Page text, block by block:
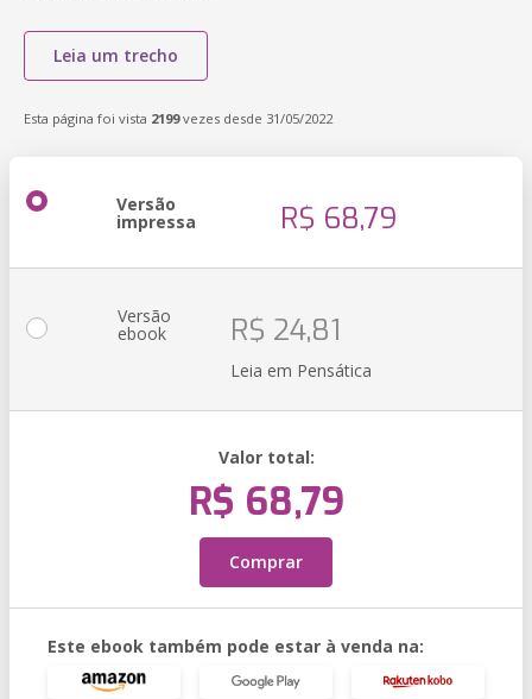
Leia um trecho
Esta página foi vista 2199vezes desde 31/05/2022
Versão
impressa R$ 68,79
Versão
ebook R$ 24,81
Leia em Pensática
Valor total:
R$ 68,79
Comprar
Este ebook também pode estar à venda na: